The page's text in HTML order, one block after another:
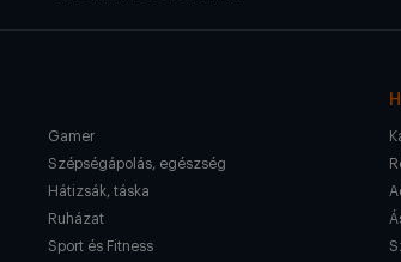
Gamer
Szépségápolás, egészség
Hátizsák, táska
Ruházat
Sport és Fitness